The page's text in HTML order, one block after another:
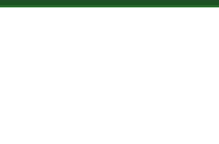
Skip to main content